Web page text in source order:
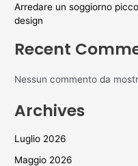
Arredare un soggiorno
design
Recent
Nessun commento da
Archives
Luglio 2026
Maggio 2026